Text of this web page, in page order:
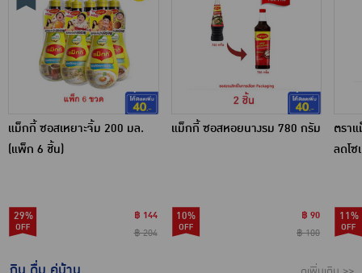
แม็กกี้ ซอสเหยาะจิ้ม 200 มล.
(แพ็ก 6 ชิ้น)
29%
฿ 144
฿ 204
แม็กกี้ ซอสหอยนางรม 780 กรัม
10%
฿ 90
฿ 100
ตรา
ลดโ
11%